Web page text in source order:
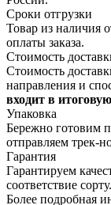
Сроки отгрузки
Товар из наличия
оплаты заказа.
Стоимость
Стоимость
направления и
входит в
Упаковка
Бережно готовим
отправляем трек-
Гарантия
Гарантируем
соответствие сорту.
Более подробная